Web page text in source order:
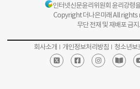
인터넷신문윤리위원회 윤리강령
Copyright 더나은미래 All rights
무단 전재 및 재배포 금지.
회사소개 개인정보처리방침 청소년보